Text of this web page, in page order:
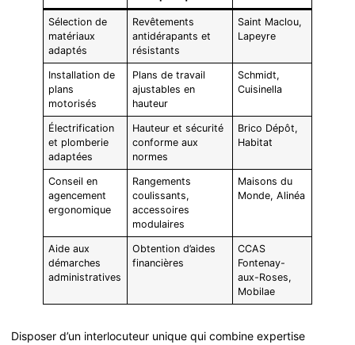
Sélection de
matériaux
adaptés
Revêtements
antidérapants et
résistants
Saint Maclou,
Lapeyre
Installation de
plans
motorisés
Plans de travail
ajustables en
hauteur
Schmidt,
Cuisinella
Électrification
et plomberie
adaptées
Hauteur et sécurité
conforme aux
normes
Brico Dépôt,
Habitat
Conseil en
agencement
ergonomique
Rangements
coulissants,
accessoires
modulaires
Maisons du
Monde, Alinéa
Aide aux
démarches
administratives
Obtention d’aides
financières
CCAS
Fontenay-
aux-Roses,
Mobilae
Disposer d’un interlocuteur unique qui combine expertise